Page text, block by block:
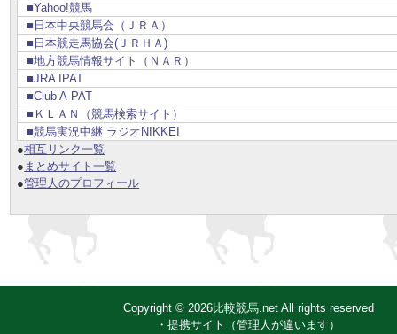
■Yahoo!競馬
■日本中央競馬会（ＪＲＡ）
■日本競走馬協会(ＪＲＨＡ)
■地方競馬情報サイト（ＮＡＲ）
■JRA IPAT
■Club A-PAT
■ＫＬＡＮ（競馬検索サイト）
■競馬実況中継 ラジオNIKKEI
●相互リンク一覧
● まとめサイト一覧
●管理人のプロフィール
Copyright © 2026比較競馬.net All rights reserved
・提携サイト（管理人が違います）